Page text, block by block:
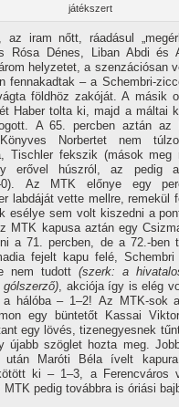
játékszert
az iram nőtt, ráadásul
Rósa Dénes, Liban Abdi és
helyzetet, a szenzációsan
fennakadtak – a Schembri-
földhöz zakóját. A másik
Haber tolta ki, majd a máltai
A 65. percben aztán az
Norbertet nem
Tischler fekszik (mások meg
erővel húszról, az pedig
Az MTK előnye egy
labdáját vette mellre, remekül
esélye sem volt kiszedni a
MTK kapusa aztán egy
a 71. percben, de a 72.-ben
fejelt kapu felé, Schembri
nem tudott (szerk: a
, akciója í­gy is elég
a hálóba – 1–2! Az MTK-sok
egy büntetőt Kassai
egy lövés, tizenegyesnek
újabb szöglet hozta meg.
után Maróti Béla í­velt
ki – 1–3, a Ferencváros
pedig továbbra is óriási